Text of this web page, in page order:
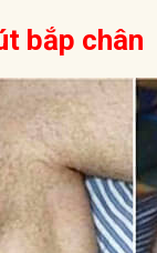
bắp chân